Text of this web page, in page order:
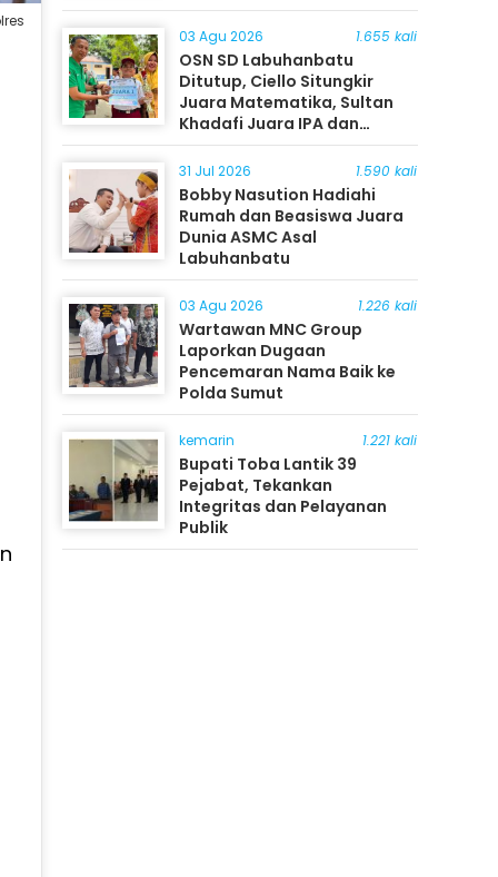
03 Agu 2026 1.655 kali
OSN SD Labuhanbatu
Ditutup, Ciello Situngkir
Juara Matematika, Sultan
Khadafi Juara IPA dan
Timothy Rangkuti Juara IPS
31 Jul 2026 1.590 kali
Bobby Nasution Hadiahi
Rumah dan Beasiswa Juara
Dunia ASMC Asal
Labuhanbatu
03 Agu 2026 1.226 kali
Wartawan MNC Group
Laporkan Dugaan
Pencemaran Nama Baik ke
Polda Sumut
kemarin 1.221 kali
Bupati Toba Lantik 39
Pejabat, Tekankan
Integritas dan Pelayanan
Publik